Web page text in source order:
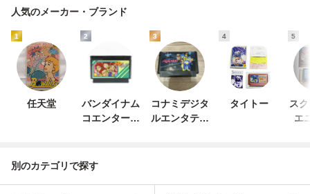
人気のメーカー・ブランド
1
任天堂
2
バンダイナム
コエンターテ
3
コナミデジタ
ルエンタテイ
4
タイトー
5
ス
エ
別のカテゴリで探す